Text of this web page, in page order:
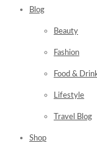
Blog
Beauty
Fashion
Food &
Lifestyle
Travel Blog
Shop